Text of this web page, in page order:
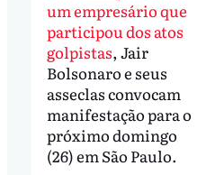
um empresário que
participou dos atos
golpistas, Jair
Bolsonaro e seus
asseclas convocam
manifestação para o
próximo domingo
(26) em São Paulo.